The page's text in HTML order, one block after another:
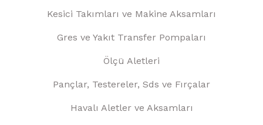
Kesici Takımları ve Makine Aksamları
Gres ve Yakıt Transfer Pompaları
Ölçü Aletleri
Pançlar, Testereler, Sds ve Fırçalar
Havalı Aletler ve Aksamları